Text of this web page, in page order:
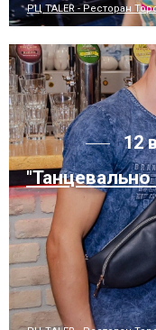
РЦ TALER - Ресторан
12